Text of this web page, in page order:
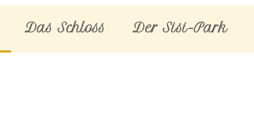
Das Schloss Der Sisi-Park